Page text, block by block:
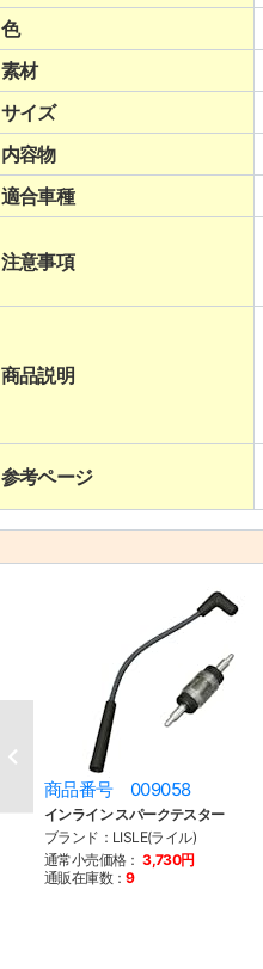
色
素材
サイズ
内容物
適合車種
注意事項
商品説明
参考ページ
商品番号 009058
インライン スパークテスター
ブランド：LISLE(ライル)
通常小売価格： 3,730円
通販在庫数：9